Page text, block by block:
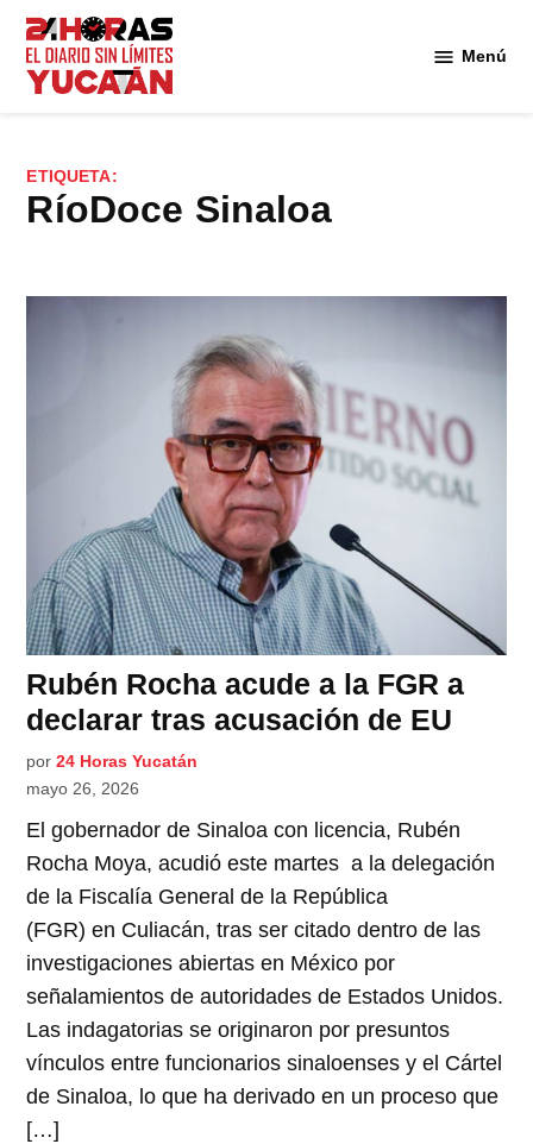
Saltar
contenido
Menú
ETIQUETA:
RíoDoce Sinaloa
Rubén Rocha acude a la FGR a
declarar tras acusación de EU
por 24 Horas Yucatán
mayo 26, 2026
El gobernador de Sinaloa con licencia, Rubén
Rocha Moya, acudió este martes a la delegación
de la Fiscalía General de la República
(FGR) en Culiacán, tras ser citado dentro de las
investigaciones abiertas en México por
señalamientos de autoridades de Estados Unidos.
Las indagatorias se originaron por presuntos
vínculos entre funcionarios sinaloenses y el Cártel
de Sinaloa, lo que ha derivado en un proceso que
[…]